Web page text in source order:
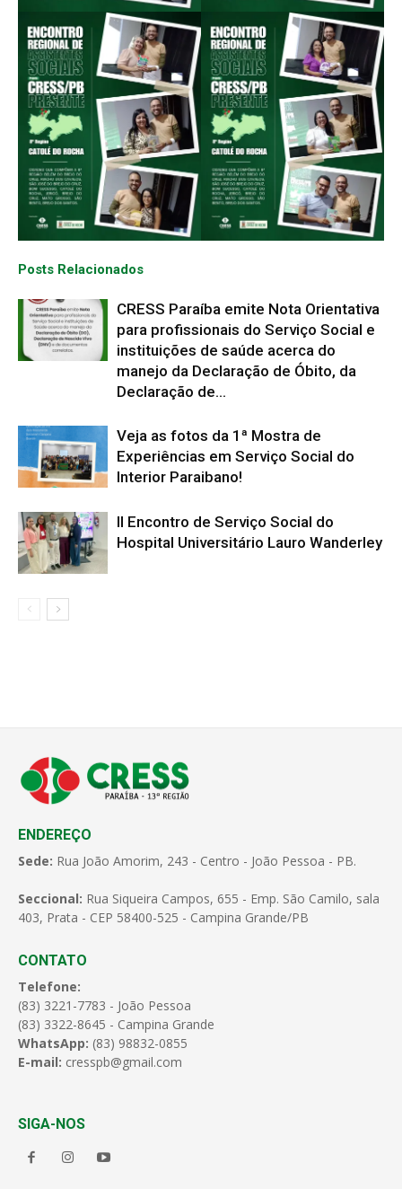
Posts Relacionados
CRESS Paraíba emite Nota Orientativa
para profissionais do Serviço Social e
instituições de saúde acerca do
manejo da Declaração de Óbito, da
Declaração de...
Veja as fotos da 1ª Mostra de
Experiências em Serviço Social do
Interior Paraibano!
II Encontro de Serviço Social do
Hospital Universitário Lauro Wanderley
ENDEREÇO
Sede: Rua João Amorim, 243 - Centro - João Pessoa - PB.
Seccional: Rua Siqueira Campos, 655 - Emp. São Camilo, sala
403, Prata - CEP 58400-525 - Campina Grande/PB
CONTATO
Telefone:
(83) 3221-7783 - João Pessoa
(83) 3322-8645 - Campina Grande
WhatsApp: (83) 98832-0855
E-mail: cresspb@gmail.com
SIGA-NOS